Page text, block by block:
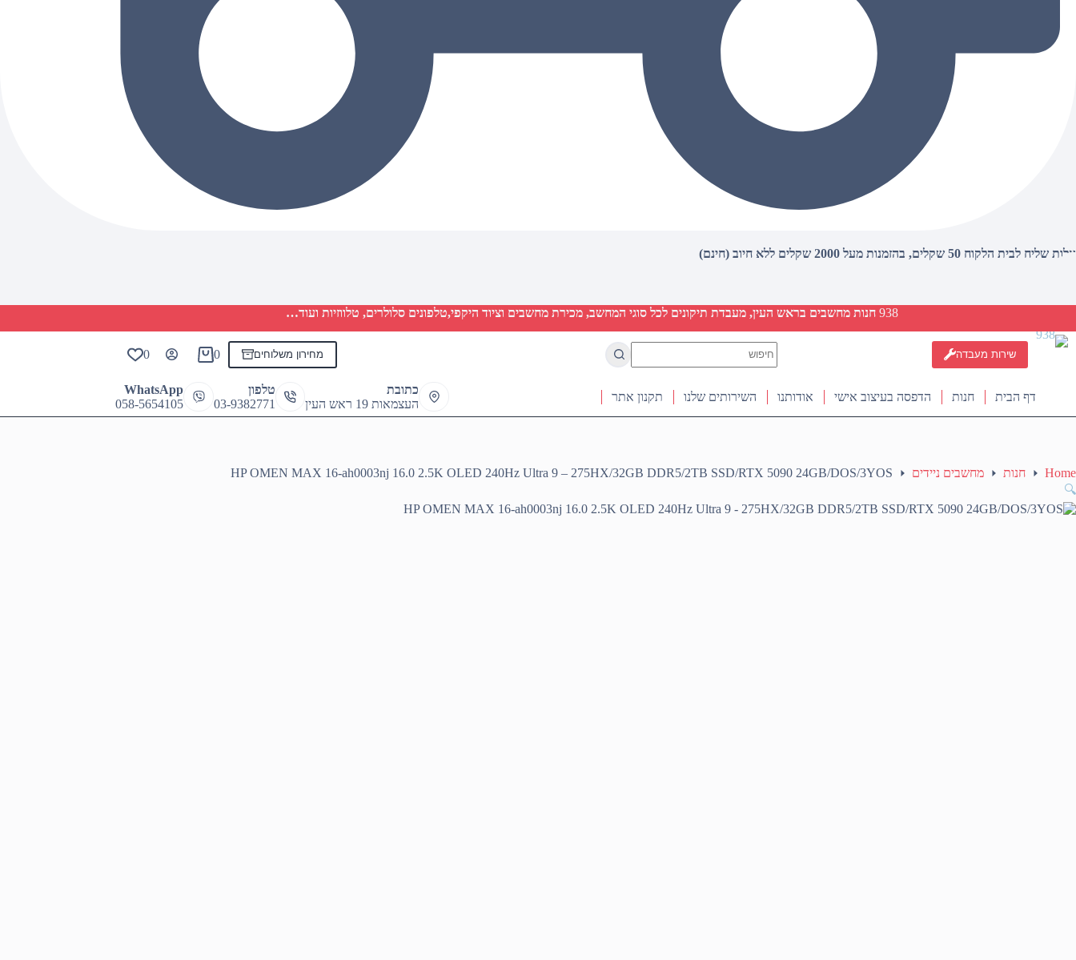
עלות שליח לבית הלקוח 50 שקלים, בהזמנות מעל 2000 שקלים ללא חיוב (חינם)
938 חנות מחשבים בראש העין, מעבדת תיקונים לכל סוגי המחשב, מכירת מחשבים וציוד היקפי,טלפונים סלולרים, טלווזיות ועוד…
שירות מעבדה
results
מחירון משלוחים
Shopping
0
0
דף הבית חנות הדפסה בעיצוב אישי אודותנו השירותים שלנו תקנון אתר
כתובת
העצמאות 19 ראש העין
טלפון
03-9382771
WhatsApp
058-5654105
Home חנות מחשבים ניידים
HP OMEN MAX 16-ah0003nj 16.0 2.5K OLED 240Hz Ultra 9 – 275HX/32GB DDR5/2TB SSD/RTX 5090 24GB/DOS/3YOS
🔍